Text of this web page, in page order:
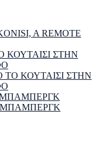
A REMOTE
ΣΤΗΝ
ΚΟΥΤΑΙΣΙ ΣΤΗΝ